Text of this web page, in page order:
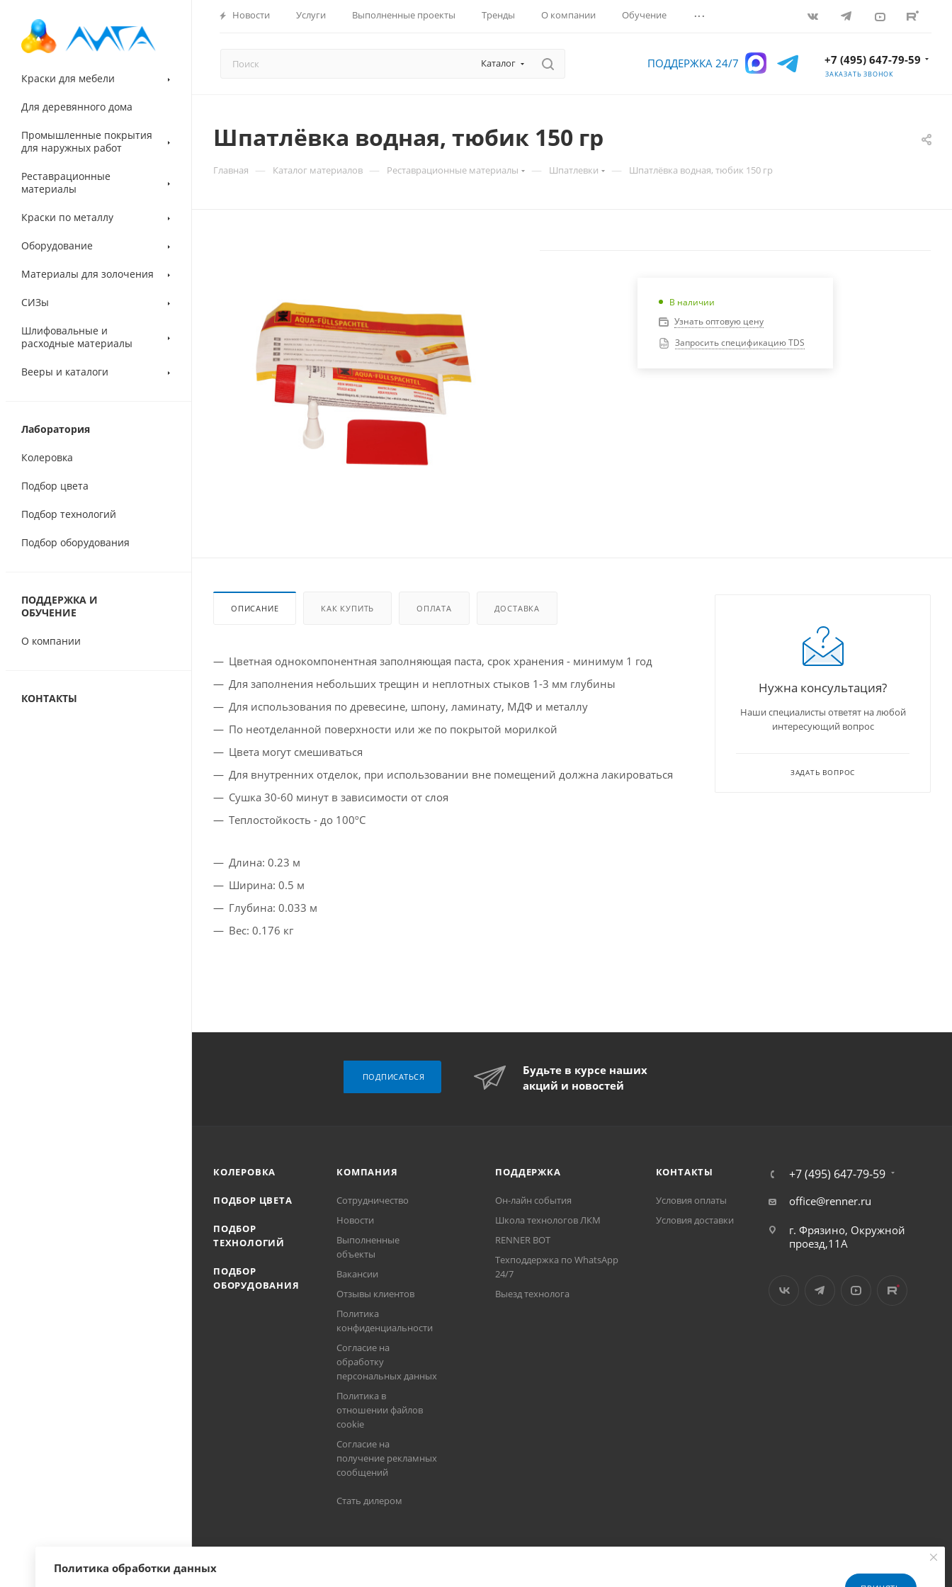
Новости Услуги Выполненные проекты Тренды О компании Обучение ...
Каталог ПОДДЕРЖКА 24/7 +7 (495) 647-79-59
ЗАКАЗАТЬ ЗВОНОК
Краски для мебели
Для деревянного дома
Промышленные покрытия
для наружных работ
Реставрационные
материалы
Краски по металлу
Оборудование
Материалы для золочения
СИЗы
Шлифовальные и
расходные материалы
Вееры и каталоги
Лаборатория
Колеровка
Подбор цвета
Подбор технологий
Подбор оборудования
ПОДДЕРЖКА И
ОБУЧЕНИЕ
О компании
КОНТАКТЫ
Шпатлёвка водная, тюбик 150 гр
Главная — Каталог материалов — Реставрационные материалы — Шпатлевки — Шпатлёвка водная, тюбик 150 гр
В наличии
Узнать оптовую цену
Запросить спецификацию TDS
ОПИСАНИЕ КАК КУПИТЬ ОПЛАТА ДОСТАВКА
Цветная однокомпонентная заполняющая паста, срок хранения - минимум 1 год
Для заполнения небольших трещин и неплотных стыков 1-3 мм глубины
Для использования по древесине, шпону, ламинату, МДФ и металлу
По неотделанной поверхности или же по покрытой морилкой
Цвета могут смешиваться
Для внутренних отделок, при использовании вне помещений должна лакироваться
Сушка 30-60 минут в зависимости от слоя
Теплостойкость - до 100ºС
Длина: 0.23 м
Ширина: 0.5 м
Глубина: 0.033 м
Вес: 0.176 кг
Нужна консультация?
Наши специалисты ответят на любой
интересующий вопрос
ЗАДАТЬ ВОПРОС
Будьте в курсе наших
акций и новостей
ПОДПИСАТЬСЯ
КОЛЕРОВКА
ПОДБОР ЦВЕТА
ПОДБОР
ТЕХНОЛОГИЙ
ПОДБОР
ОБОРУДОВАНИЯ
КОМПАНИЯ
Сотрудничество
Новости
Выполненные
объекты
Вакансии
Отзывы клиентов
Политика
конфиденциальности
Согласие на
обработку
персональных данных
Политика в
отношении файлов
cookie
Согласие на
получение рекламных
сообщений
Стать дилером
ПОДДЕРЖКА
Он-лайн события
Школа технологов ЛКМ
RENNER BOT
Техподдержка по WhatsApp
24/7
Выезд технолога
КОНТАКТЫ
Условия оплаты
Условия доставки
+7 (495) 647-79-59
office@renner.ru
г. Фрязино, Окружной
проезд,11А
Политика обработки данных